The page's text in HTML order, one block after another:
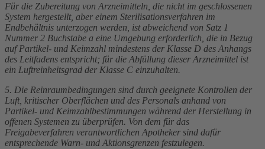
Für die Zubereitung von Arzneimitteln, die nicht im geschlossenen
System hergestellt, aber einem Sterilisationsverfahren im
Endbehältnis unterzogen werden, ist abweichend von Satz 1
Nummer 2 Buchstabe a eine Umgebung erforderlich, die in Bezug
auf Partikel- und Keimzahl mindestens der Klasse D des Anhangs
des Leitfadens entspricht; für die Abfüllung dieser Arzneimittel ist
ein Luftreinheitsgrad der Klasse C einzuhalten.
5. Die Reinraumbedingungen sind durch geeignete Kontrollen der
Luft, kritischer Oberflächen und des Personals anhand von
Partikel- und Keimzahlbestimmungen während der Herstellung in
offenen Systemen zu überprüfen. Von dem für das
Freigabeverfahren verantwortlichen Apotheker sind dafür
entsprechende Warn- und Aktionsgrenzen festzulegen.